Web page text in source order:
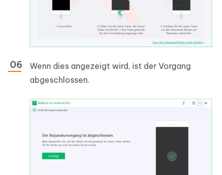
Wenn dies angezeigt wird, ist der Vorgang
abgeschlossen.